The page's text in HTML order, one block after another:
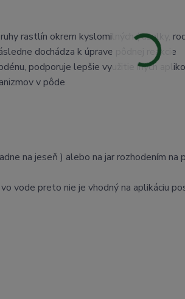
rastlín okrem kyslomilných ( azalky,
dochádza k úprave pôdnej reakcie
podporuje lepšie využitie iných
v pôde
na jeseň ) alebo na jar rozhodením na
vode preto nie je vhodný na aplikáciu